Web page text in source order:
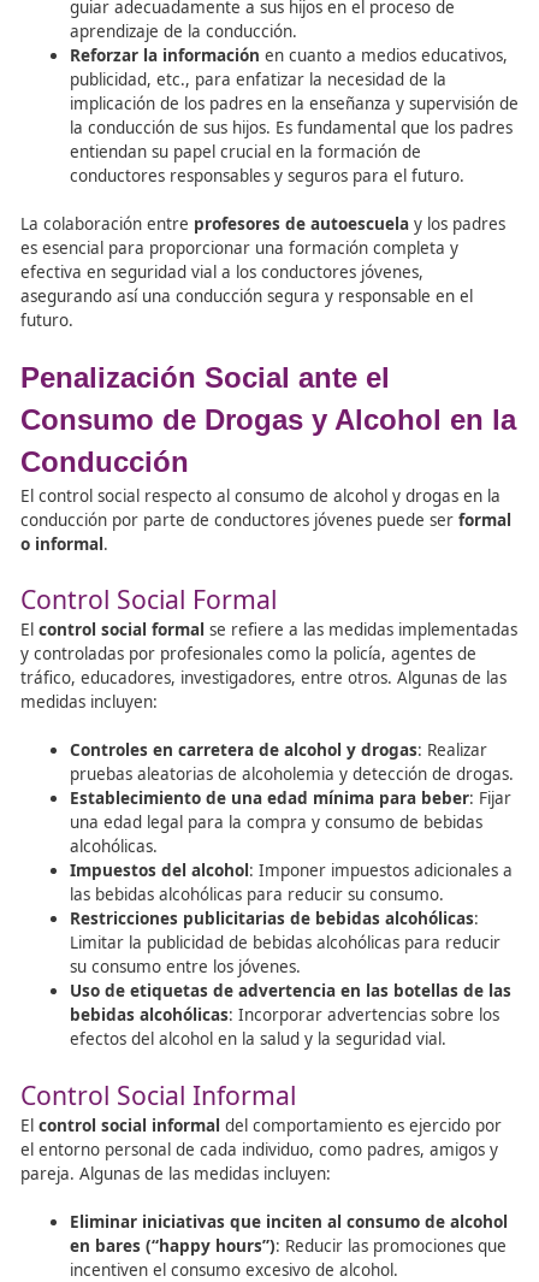
Eldesarrollo de las campañas debe hacerse
aprovechando los recursos, esfuerzos y
organismos gubernamentales y no
colaboración con los jóvenes.
Estas campañas son más efectivas si se
otras iniciativas.
Se debenevaluar periódicamente las campañas
a las necesidades cambiantes de los conductores
La colaboración entreprofesores de autoescuela
gubernamentales y no gubernamentales es
conducción segura entre los conductores jóvenes.
El Modelo de Conductores Más Experimentados: El
los Padres
El modelo principal que tienen losconductores jóvenes
aprender a conducir son sus padres. La participación
conducción de sus hijos son cruciales para garantizar
conducción segura y responsable en el futuro.
Importancia de la
los Padres
Es voluntario que los padres se involucren en el proceso
supervisar a sus hijos las primeras veces que cogen el
después de haber obtenido el permiso de conducir. Esto
representa un desafío, ya que muchos jóvenes pueden
la capacidad de pedir ayuda a sus padres o sus padres
no estar dispuestos a ofrecerla.
Comportamiento de los Padres
En los casos en los que los padres se involucran en el
Lo ideal es encontrar untérmino medio entre el padre
demasiado autoritario y el demasiado permisivo. Esta
posición ofrece la mejor protección frente a los riesgos
asociados con la seguridad vial, ya que un enfoque
autoritario puede hacer que el joven se sienta tenso y
mientras que un enfoque demasiado permisivo puede
una conducción irresponsable.